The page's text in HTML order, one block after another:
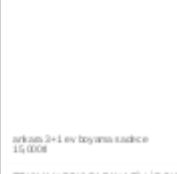
ERYAMAN BOYA BADANA FİLLİ BOYA
İLE BOYAMA 1500 TL